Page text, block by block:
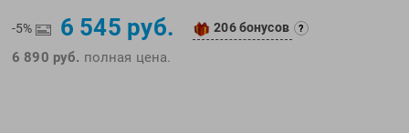
Epson
Luvali
-5% 6 545 руб. 206 бонусов ?
6 890 руб. полная цена.